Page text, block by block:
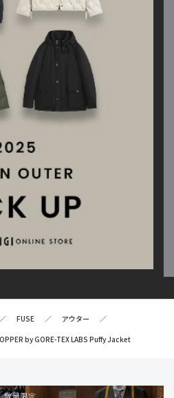
って記載しておりますが、若干の
す。
FUSE
アウター
by GORE-TEX LABS Puffy Jacket